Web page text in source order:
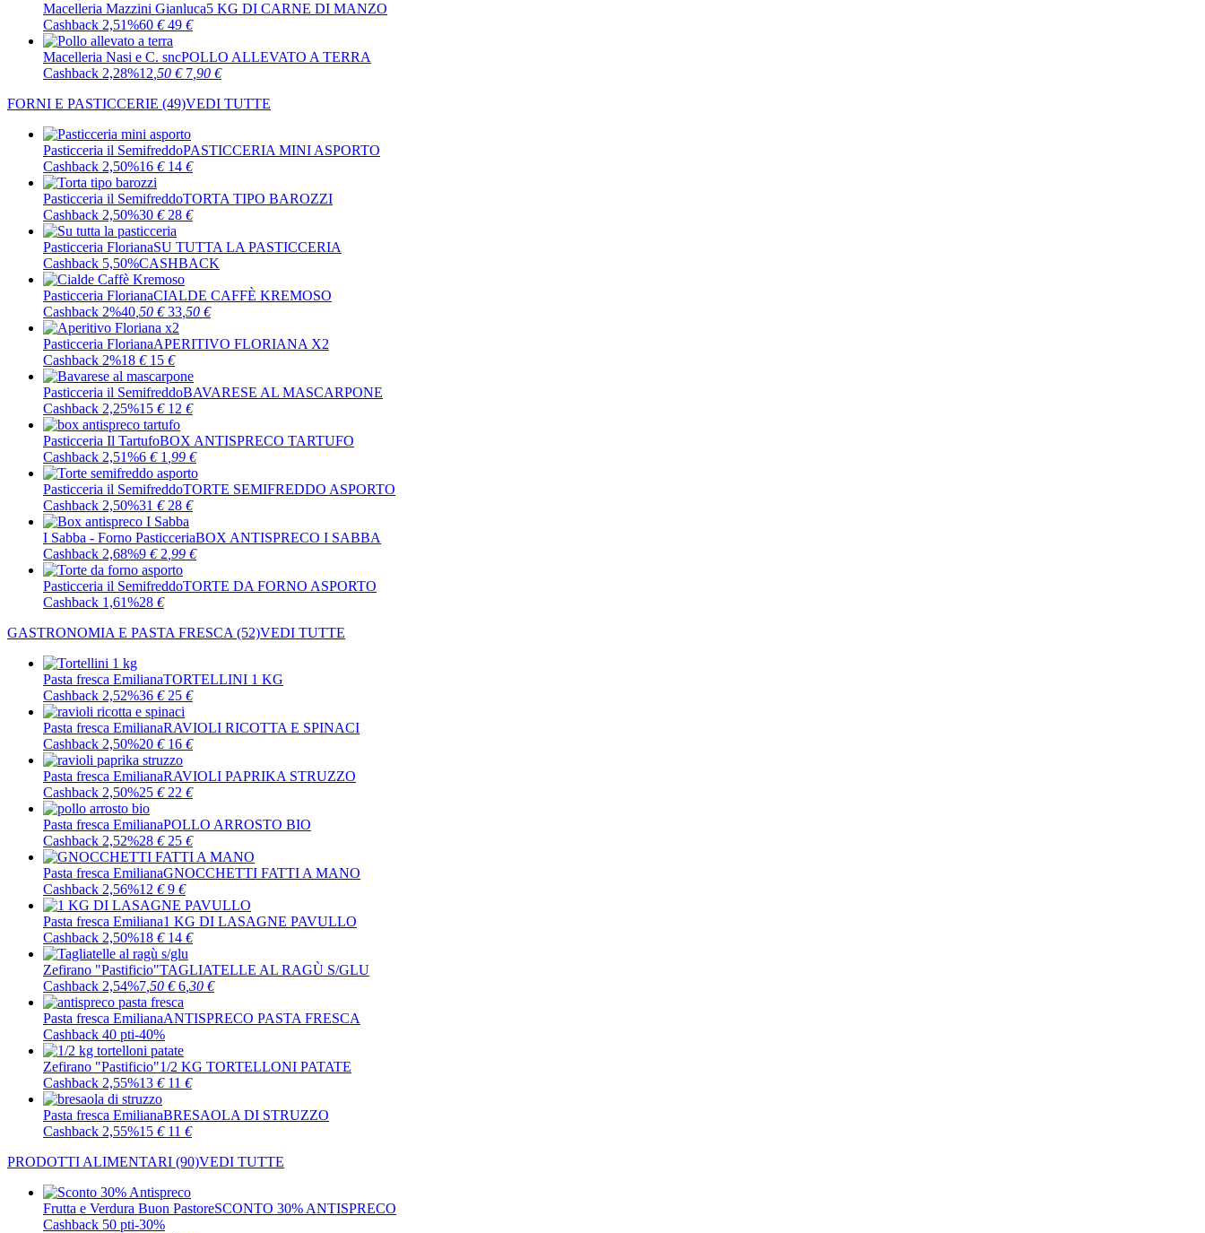
Macelleria Mazzini Gianluca5 KG DI CARNE DI MANZO
Cashback 2,51%60 € 49 €
Macelleria Nasi e C. sncPOLLO ALLEVATO A TERRA
Cashback 2,28%12 ,50 € 7 ,90 €
FORNI E PASTICCERIE (49)VEDI TUTTE
Pasticceria il SemifreddoPASTICCERIA MINI ASPORTO
Cashback 2,50%16 € 14 €
Pasticceria il SemifreddoTORTA TIPO BAROZZI
Cashback 2,50%30 € 28 €
Pasticceria FlorianaSU TUTTA LA PASTICCERIA
Cashback 5,50%CASHBACK
Pasticceria FlorianaCIALDE CAFFÈ KREMOSO
Cashback 2%40 ,50 € 33 ,50 €
Pasticceria FlorianaAPERITIVO FLORIANA X2
Cashback 2%18 € 15 €
Pasticceria il SemifreddoBAVARESE AL MASCARPONE
Cashback 2,25%15 € 12 €
Pasticceria Il TartufoBOX ANTISPRECO TARTUFO
Cashback 2,51%6 € 1 ,99 €
Pasticceria il SemifreddoTORTE SEMIFREDDO ASPORTO
Cashback 2,50%31 € 28 €
I Sabba - Forno PasticceriaBOX ANTISPRECO I SABBA
Cashback 2,68%9 € 2 ,99 €
Pasticceria il SemifreddoTORTE DA FORNO ASPORTO
Cashback 1,61%28 €
GASTRONOMIA E PASTA FRESCA (52)VEDI TUTTE
Pasta fresca EmilianaTORTELLINI 1 KG
Cashback 2,52%36 € 25 €
Pasta fresca EmilianaRAVIOLI RICOTTA E SPINACI
Cashback 2,50%20 € 16 €
Pasta fresca EmilianaRAVIOLI PAPRIKA STRUZZO
Cashback 2,50%25 € 22 €
Pasta fresca EmilianaPOLLO ARROSTO BIO
Cashback 2,52%28 € 25 €
Pasta fresca EmilianaGNOCCHETTI FATTI A MANO
Cashback 2,56%12 € 9 €
Pasta fresca Emiliana1 KG DI LASAGNE PAVULLO
Cashback 2,50%18 € 14 €
Zefirano "Pastificio"TAGLIATELLE AL RAGÙ S/GLU
Cashback 2,54%7 ,50 € 6 ,30 €
Pasta fresca EmilianaANTISPRECO PASTA FRESCA
Cashback 40 pti-40%
Zefirano "Pastificio"1/2 KG TORTELLONI PATATE
Cashback 2,55%13 € 11 €
Pasta fresca EmilianaBRESAOLA DI STRUZZO
Cashback 2,55%15 € 11 €
PRODOTTI ALIMENTARI (90)VEDI TUTTE
Frutta e Verdura Buon PastoreSCONTO 30% ANTISPRECO
Cashback 50 pti-30%